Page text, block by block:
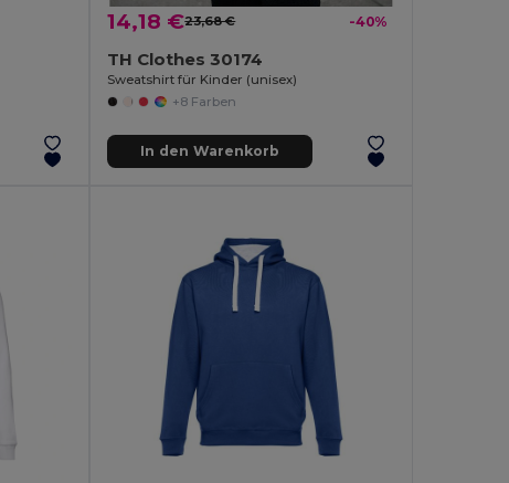
14,18 €23,68 € -40%
TH Clothes 30174
Sweatshirt für Kinder (unisex)
+8 Farben
In den Warenkorb